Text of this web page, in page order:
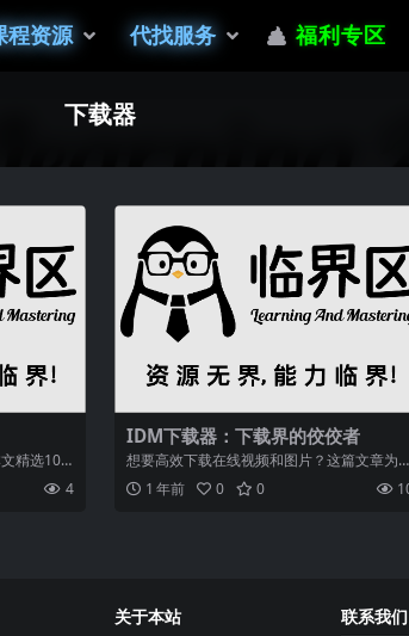
程资源 代找服务 福利专区
下载器
精选10
等热门...
4
IDM下载器：下载界的佼佼者
想要高效下载在线视频和图片？这篇文章为你
精选了10款顶级浏览器插件，包括功能强大...
1 年前 0 0
关于本站
联系我们